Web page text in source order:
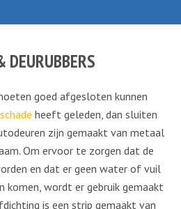
DEURUBBERS
goed afgesloten kunnen
schade heeft geleden, dan sluiten
zijn gemaakt van metaal
Om ervoor te zorgen dat de
en dat er geen water of vuil
komen, wordt er gebruik gemaakt
is een strip gemaakt van